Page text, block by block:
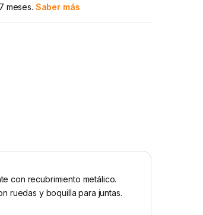
meses. Saber más
con recubrimiento metálico.
ruedas y boquilla para juntas.